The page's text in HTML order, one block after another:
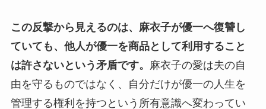
この反撃から見えるのは、麻衣子が優一へ復讐し
ていても、他人が優一を商品として利用すること
は許さないという矛盾です。 麻衣子の愛は夫の自
由を守るものではなく、自分だけが優一の人生を
管理する権利を持つという所有意識へ変わってい